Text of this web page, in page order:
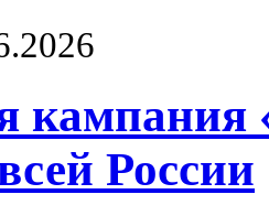
кампания
России